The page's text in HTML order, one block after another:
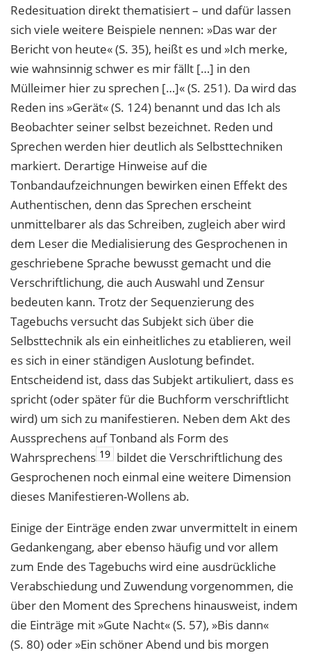
Redesituation direkt thematisiert – und dafür lassen
sich viele weitere Beispiele nennen: »Das war der
Bericht von heute« (S. 35), heißt es und »Ich merke,
wie wahnsinnig schwer es mir fällt […] in den
Mülleimer hier zu sprechen […]« (S. 251). Da wird das
Reden ins »Gerät« (S. 124) benannt und das Ich als
Beobachter seiner selbst bezeichnet. Reden und
Sprechen werden hier deutlich als Selbsttechniken
markiert. Derartige Hinweise auf die
Tonbandaufzeichnungen bewirken einen Effekt des
Authentischen, denn das Sprechen erscheint
unmittelbarer als das Schreiben, zugleich aber wird
dem Leser die Medialisierung des Gesprochenen in
geschriebene Sprache bewusst gemacht und die
Verschriftlichung, die auch Auswahl und Zensur
bedeuten kann. Trotz der Sequenzierung des
Tagebuchs versucht das Subjekt sich über die
Selbsttechnik als ein einheitliches zu etablieren, weil
es sich in einer ständigen Auslotung befindet.
Entscheidend ist, dass das Subjekt artikuliert, dass es
spricht (oder später für die Buchform verschriftlicht
wird) um sich zu manifestieren. Neben dem Akt des
Aussprechens auf Tonband als Form des
Wahrsprechens 19 bildet die Verschriftlichung des
Gesprochenen noch einmal eine weitere Dimension
dieses Manifestieren-Wollens ab.
Einige der Einträge enden zwar unvermittelt in einem
Gedankengang, aber ebenso häufig und vor allem
zum Ende des Tagebuchs wird eine ausdrückliche
Verabschiedung und Zuwendung vorgenommen, die
über den Moment des Sprechens hinausweist, indem
die Einträge mit »Gute Nacht« (S. 57), »Bis dann«
(S. 80) oder »Ein schöner Abend und bis morgen